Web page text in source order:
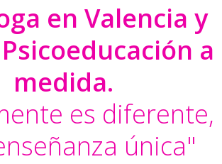
en Valencia y
a
medida.
es diferente,
única"